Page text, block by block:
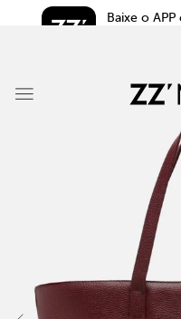
Baixe o